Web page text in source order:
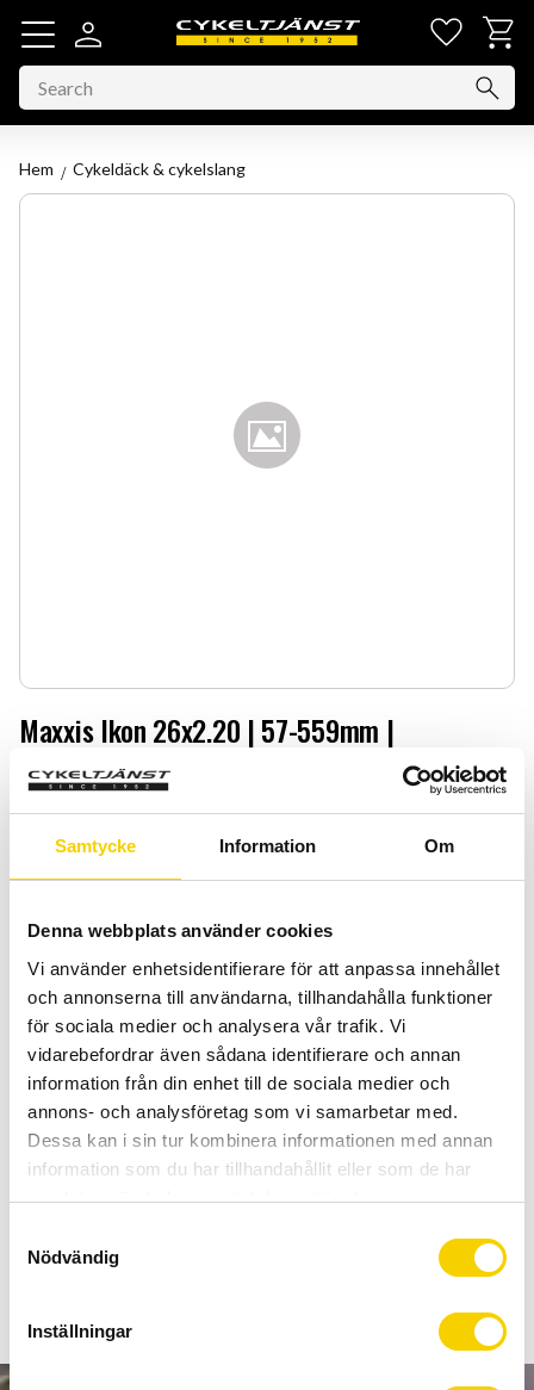
Samtycke Information Om
Denna webbplats använder cookies
Vi använder enhetsidentifierare för att anpassa innehållet
och annonserna till användarna, tillhandahålla funktioner
för sociala medier och analysera vår trafik. Vi
vidarebefordrar även sådana identifierare och annan
information från din enhet till de sociala medier och
annons- och analysföretag som vi samarbetar med.
Dessa kan i sin tur kombinera informationen med annan
information som du har tillhandahållit eller som de har
samlat in när du har använt deras tjänster.
c
Nödvändig
Inställningar
Menu
Basket
Hem Cykeldäck & cykelslang
Maxxis Ikon 26x2.20 | 57-559mm |
Maxxis Ikon 26x2.20 | 57-559mm |
399:-
Quantity
-
BUY
Add
Certifierad cykelservice & Shimano Service Center
Stock status
2 pc. in stock